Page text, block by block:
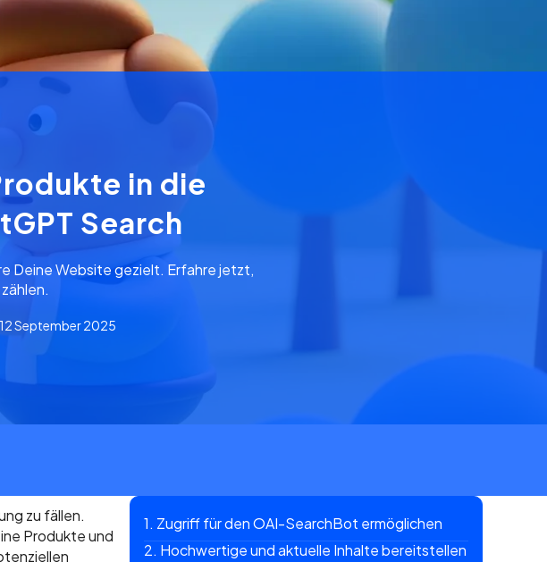
in die
Search
Deine Website gezielt. Erfahre jetzt,
12 September 2025
zu fällen.
Produkte und
1. Zugriff für den OAI-SearchBot ermöglichen
2. Hochwertige und aktuelle Inhalte bereitstellen